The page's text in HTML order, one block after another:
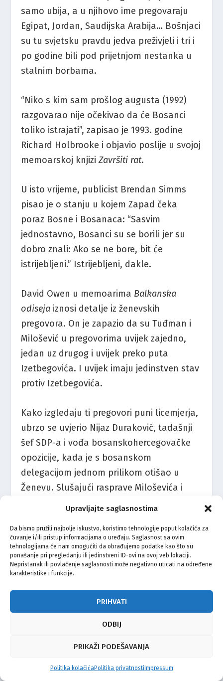
Upravljajte saglasnostima
Da bismo pružili najbolje iskustvo, koristimo tehnologije poput kolačića za
čuvanje i/ili pristup informacijama o uređaju. Saglasnost sa ovim
tehnologijama će nam omogućiti da obrađujemo podatke kao što su
ponašanje pri pregledanju ili jedinstveni ID-ovi na ovoj veb lokaciji.
Nepristanak ili povlačenje saglasnosti može negativno uticati na određene
karakteristike i funkcije.
PRIHVATI
ODBIJ
PRIKAŽI PODEŠAVANJA
Politika kolačićaPolitika privatnosti Impressum
samo ubija, a u njihovo ime pregovaraju
Egipat, Jordan, Saudijska Arabija… Bošnjaci
su tu svjetsku pravdu jedva preživjeli i tri i
po godine bili pod prijetnjom nestanka u
stalnim borbama.
“Niko s kim sam prošlog augusta (1992)
razgovarao nije očekivao da će Bosanci
toliko istrajati”, zapisao je 1993. godine
Richard Holbrooke i objavio poslije u svojoj
memoarskoj knjiziZavršiti rat.
U isto vrijeme, publicist Brendan Simms
pisao je o stanju u kojem Zapad čeka
poraz Bosne i Bosanaca: “Sasvim
jednostavno, Bosanci su se borili jer su
dobro znali: Ako se ne bore, bit će
istrijebljeni.” Istrijebljeni, dakle.
David Owen u memoarima Balkanska
odiseja iznosi detalje iz ženevskih
pregovora. On je zapazio da su Tuđman i
Milošević u pregovorima uvijek zajedno,
jedan uz drugog i uvijek preko puta
Izetbegovića. I uvijek imaju jedinstven stav
protiv Izetbegovića.
Kako izgledaju ti pregovori puni licemjerja,
ubrzo se uvjerio Nijaz Duraković, tadašnji
šef SDP-a i vođa bosanskohercegovačke
opozicije, kada je s bosanskom
delegacijom jednom prilikom otišao u
Ženevu. Slušajući rasprave Miloševića i
Tuđmana, zagalamio je: “Vi ovdje
glavice kupusa.” Odmah je izbačen s
konferencije, a sjećam se kad je, nakon
tog događaja, preda mnom rekao: “Ne
znam odakle više Aliji snaga i strpljenje da
razgovara s onim lopužama.” Koliko znam,
Nijaz nikada više nije želio otići na
Premda ga nije volio, Owen se potiho čudio
šta sve od ove dvojice podnosi stoički